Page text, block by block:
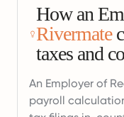
How an
Rivermate
taxes and
An Employer of
payroll